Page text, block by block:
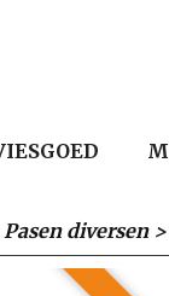
Pasen diversen>